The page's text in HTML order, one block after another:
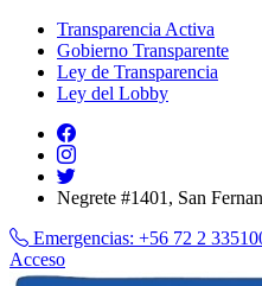
Transparencia Activa
Gobierno Transparente
Ley de Transparencia
Ley del Lobby
Negrete #1401, San
Emergencias: +56 72 2
Acceso